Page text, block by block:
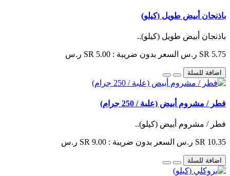
باذنجان أبيض طويل (كيلو)
باذنجان أبيض طويل (كيلو)..
SR 5.75 ر.س السعر بدون ضريبة : SR 5.00 ر.س
اضافة للسلة
فطر / مشروم أبيض (علبة / 250 جرام)
فطر / مشروم أبيض (كيلو)..
SR 10.35 ر.س السعر بدون ضريبة : SR 9.00 ر.س
اضافة للسلة